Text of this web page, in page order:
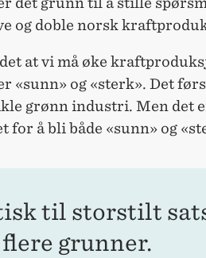
og doble norsk
at vi må øke
«sunn» og «sterk». Det
grønn industri. Men det
for å bli både «sunn» og
til storstilt
grunner.